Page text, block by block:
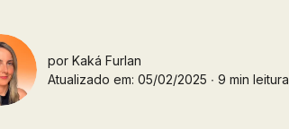
por Kaká Furlan
Atualizado em: 05/02/2025 ∙ 9 min leitura